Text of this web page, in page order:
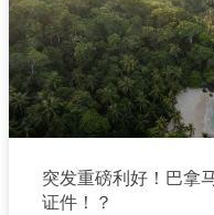
突发重磅利好！巴拿
证件！？